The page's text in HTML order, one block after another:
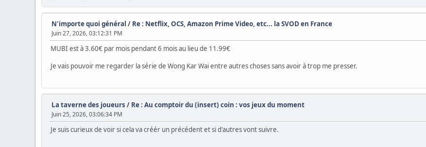
N'importe quoi général / Re : Netflix, OCS, Amazon Prime Video, etc... la SVOD en France
Juin 27, 2026, 03:12:31 PM
MUBI est à 3.60€ par mois pendant 6 mois au lieu de 11.99€
Je vais pouvoir me regarder la série de Wong Kar Wai entre autres choses sans avoir à trop me presser.
La taverne des joueurs / Re : Au comptoir du (insert) coin : vos jeux du moment
Juin 25, 2026, 03:06:34 PM
Je suis curieux de voir si cela va créér un précédent et si d'autres vont suivre.